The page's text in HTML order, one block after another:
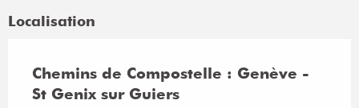
Localisation
Chemins de Compostelle : Genève -
St Genix sur Guiers